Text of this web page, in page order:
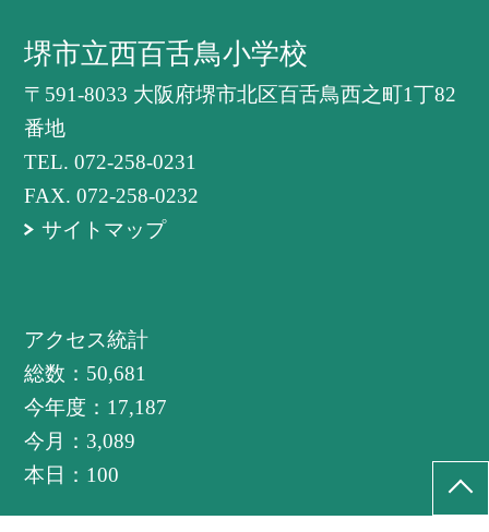
堺市立西百舌鳥小学校
〒591-8033 大阪府堺市北区百舌鳥西之町1丁82
番地
TEL.072-258-0231
FAX. 072-258-0232
サイトマップ
アクセス統計
総数： 50,681
今年度： 17,187
今月： 3,089
本日： 100